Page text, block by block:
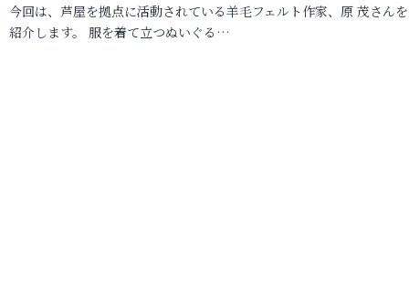
今回は、芦屋を拠点に活動されている羊毛フェルト作家、原 茂さん
紹介します。 服を着て立つぬいぐる…